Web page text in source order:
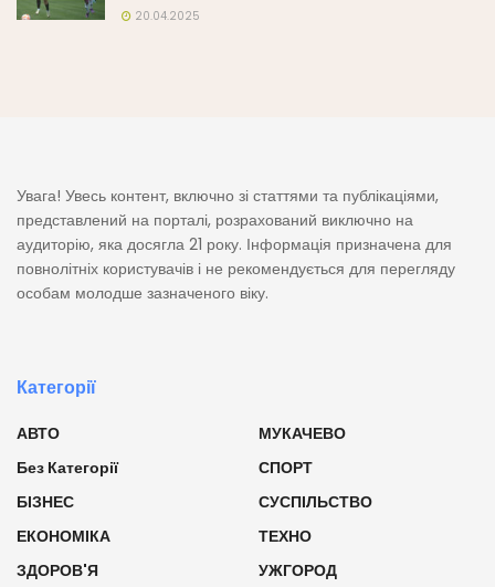
20.04.2025
Увага! Увесь контент, включно зі статтями та публікаціями,
представлений на порталі, розрахований виключно на
аудиторію, яка досягла 21 року. Інформація призначена для
повнолітніх користувачів і не рекомендується для перегляду
особам молодше зазначеного віку.
Категорії
АВТО
Без Категорії
БІЗНЕС
ЕКОНОМІКА
ЗДОРОВ'Я
МУКАЧЕВО
СПОРТ
СУСПІЛЬСТВО
ТЕХНО
УЖГОРОД